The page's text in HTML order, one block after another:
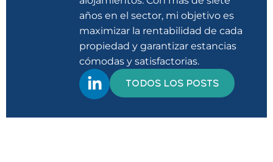
años en el sector, mi objetivo es
maximizar la rentabilidad de cada
propiedad y garantizar estancias
cómodas y satisfactorias.
TODOS LOS POSTS